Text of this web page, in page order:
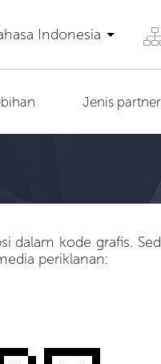
Indonesia
Jenis
dalam kode grafis.
periklanan: